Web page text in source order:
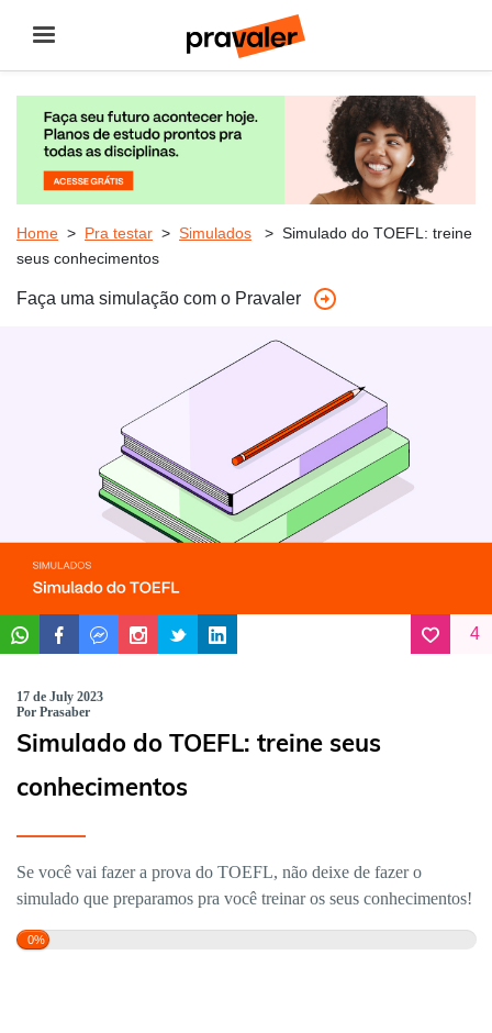
Filtre resultados por
Procurar por:
Universidades mais buscadas
O Pravaler
Para estudantes
Home > Pra testar > Simulados > Simulado do TOEFL: treine
seus conhecimentos
Faça uma simulação com o Pravaler
4
17 de July 2023
Por Prasaber
Simulado do TOEFL: treine seus
conhecimentos
Se você vai fazer a prova do TOEFL, não deixe de fazer o
simulado que preparamos pra você treinar os seus conhecimentos!
0%